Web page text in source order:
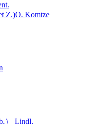
Z.)O. Komtze
） Lindl.